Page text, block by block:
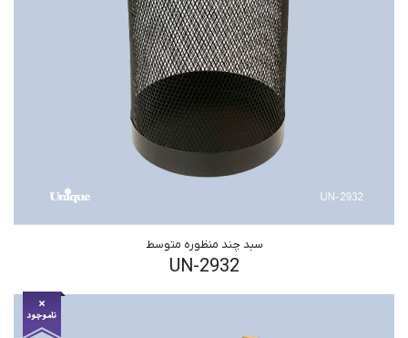
سبد چند منظوره متوسط
UN-2932